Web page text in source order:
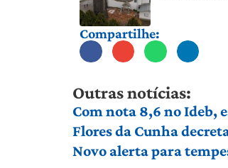
Compartilhe:
Outras notícias:
Com nota 8,6 no Ideb,
Flores da Cunha
Novo alerta para